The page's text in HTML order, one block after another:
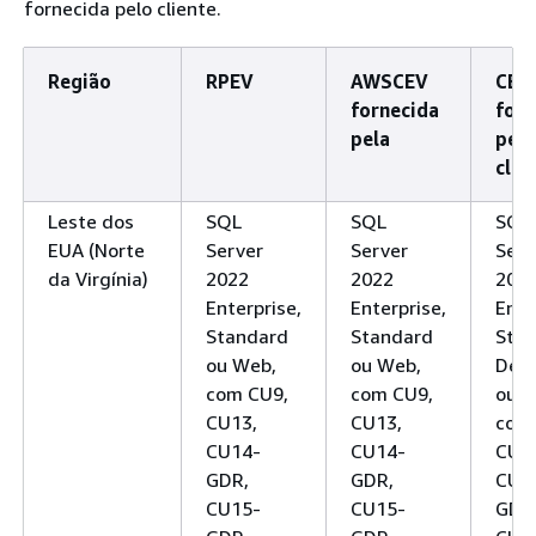
fornecida pelo cliente.
Região RPEV
AWSCEV
fornecida
pela
CEV
pelo
Leste dos
EUA (Norte
da Virgínia)
SQL
Server
2022
Enterprise,
Standard
ou Web,
com CU9,
CU13,
CU14-
GDR,
CU15-
SQL
Server
2022
Enterprise,
Standard
ou Web,
com CU9,
CU13,
CU14-
GDR,
CU15-
SQL
ou
com